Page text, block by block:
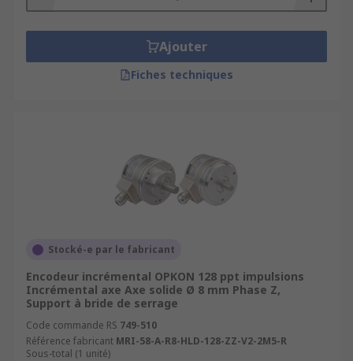
Ajouter
Fiches techniques
Stocké-e par le fabricant
Encodeur incrémental OPKON 128 ppt impulsions
Incrémental axe Axe solide Ø 8 mm Phase Z,
Support à bride de serrage
Code commande RS 749-510
Référence fabricant MRI-58-A-R8-HLD-128-ZZ-V2-2M5-R
Sous-total (1 unité)